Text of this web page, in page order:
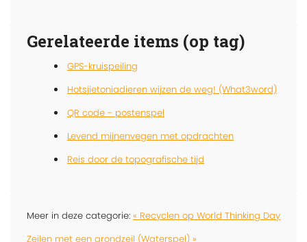
Gerelateerde items (op tag)
GPS-kruispeiling
Hotsjietoniadieren wijzen de weg! (What3word)
QR code - postenspel
Levend mijnenvegen met opdrachten
Reis door de topografische tijd
Meer in deze categorie: « Recyclen op World Thinking Day
Zeilen met een grondzeil (Waterspel) »